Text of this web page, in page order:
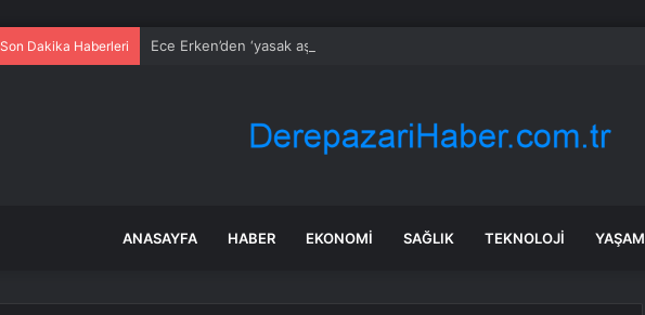
Son Dakika Haberleri Ece Erken’den ‘yasak aşk’ açıklaması: Hukuki yollara başvuruyor
ANASAYFA HABER EKONOMI SAĞLIK TEKNOLOJI YAŞAM